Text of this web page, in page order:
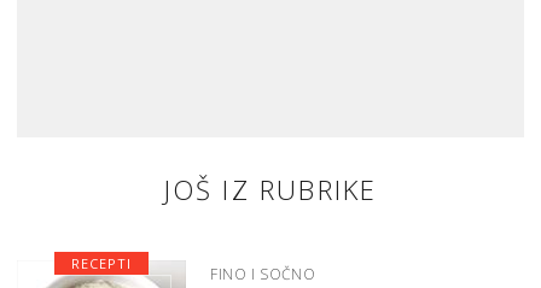
JOŠ IZ RUBRIKE
FINO I SOČNO
RECEPTI